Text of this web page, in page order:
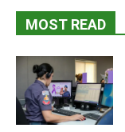
MOST READ